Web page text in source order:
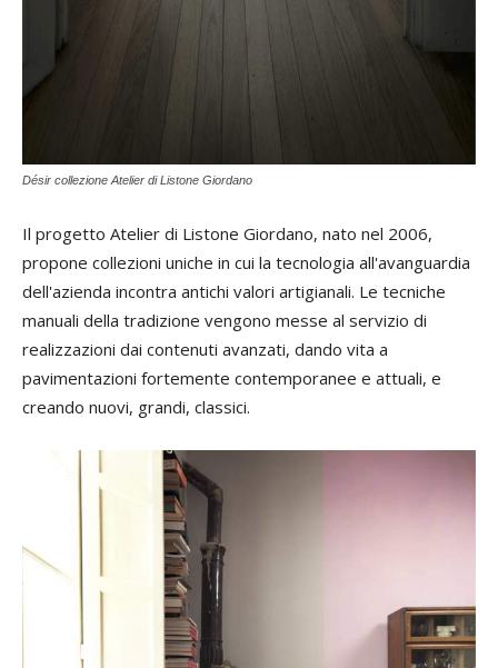
Désir collezione Atelier di Listone Giordano
Il progetto Atelier di Listone Giordano, nato nel 2006,
propone collezioni uniche in cui la tecnologia all'avanguardia
dell'azienda incontra antichi valori artigianali. Le tecniche
manuali della tradizione vengono messe al servizio di
realizzazioni dai contenuti avanzati, dando vita a
pavimentazioni fortemente contemporanee e attuali, e
creando nuovi, grandi, classici.